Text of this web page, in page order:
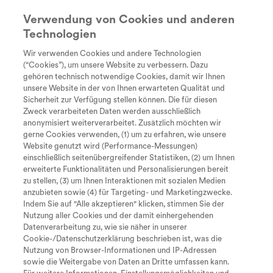
Tastaturkürzel zur Bedienung der
Seite
Zum Inhalt
Zum Hauptmenü
Seite durchsuchen
Nach oben springen
Every Day
Unstoppable
Diagnose
Therapie &
Behandlung
Suche
search
Lexikon
Aufsättigungsdosis
Als Aufsättigungsdosis oder Initialdosis werden
die Medikamentengaben bezeichnet, die zu
Beginn einer Therapie erfolgen und sich im
zeitlichen Abstand und/oder Dosierung von den
nachfolgenden Medikamentengaben
unterscheiden.
Zurück zum Lexikon
Verwendung von Cookies und anderen
Technologien
Wir verwenden Cookies und andere Technologien
(“Cookies”), um unsere Website zu verbessern. Dazu
gehören technisch notwendige Cookies, damit wir Ihnen
unsere Website in der von Ihnen erwarteten Qualität und
Sicherheit zur Verfügung stellen können. Die für diesen
Zweck verarbeiteten Daten werden ausschließlich
anonymisiert weiterverarbeitet. Zusätzlich möchten wir
gerne Cookies verwenden, (1) um zu erfahren, wie unsere
Website genutzt wird (Performance-Messungen)
einschließlich seitenübergreifender Statistiken, (2) um Ihnen
erweiterte Funktionalitäten und Personalisierungen bereit
zu stellen, (3) um Ihnen Interaktionen mit sozialen Medien
anzubieten sowie (4) für Targeting- und Marketingzwecke.
Indem Sie auf "Alle akzeptieren" klicken, stimmen Sie der
Nutzung aller Cookies und der damit einhergehenden
Datenverarbeitung zu, wie sie näher in unserer
Cookie-/Datenschutzerklärung beschrieben ist, was die
Nutzung von Browser-Informationen und IP-Adressen
sowie die Weitergabe von Daten an Dritte umfassen kann.